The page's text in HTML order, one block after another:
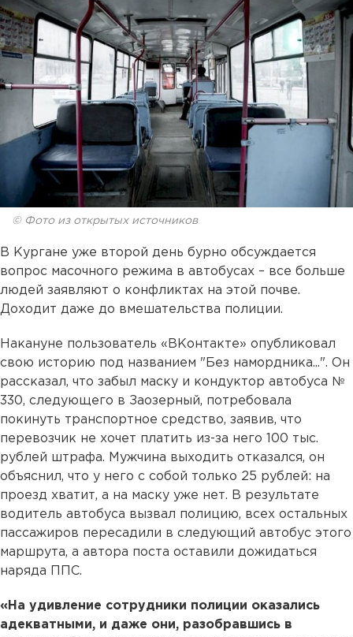
© Фото из открытых источников
В Кургане уже второй день бурно обсуждается
вопрос масочного режима в автобусах – все больше
людей заявляют о конфликтах на этой почве.
Доходит даже до вмешательства полиции.
Накануне пользователь «ВКонтакте» опубликовал
свою историю под названием "Без намордника...". Он
рассказал, что забыл маску и кондуктор автобуса №
330, следующего в Заозерный, потребовала
покинуть транспортное средство, заявив, что
перевозчик не хочет платить из-за него 100 тыс.
рублей штрафа. Мужчина выходить отказался, он
объяснил, что у него с собой только 25 рублей: на
проезд хватит, а на маску уже нет. В результате
водитель автобуса вызвал полицию, всех остальных
пассажиров пересадили в следующий автобус этого
маршрута, а автора поста оставили дожидаться
наряда ППС.
«На удивление сотрудники полиции оказались
адекватными, и даже они, разобравшись в